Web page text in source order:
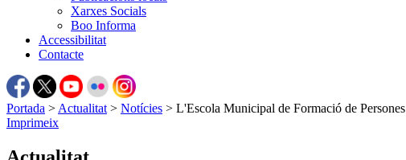
Xarxes Socials
Boo Informa
Accessibilitat
Contacte
Portada > Actualitat > Notícies > L'Escola Municipal de Formació de
Imprimeix